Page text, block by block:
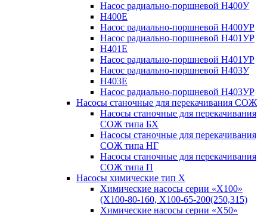
Насос радиально-поршневой Н400У
Н400Е
Насос радиально-поршневой Н400УР
Насос радиально-поршневой Н401УР
Н401Е
Насос радиально-поршневой Н401УР
Насос радиально-поршневой Н403У
Н403Е
Насос радиально-поршневой Н403УР
Насосы станочные для перекачивания СОЖ
Насосы станочные для перекачивания
СОЖ типа БХ
Насосы станочные для перекачивания
СОЖ типа НГ
Насосы станочные для перекачивания
СОЖ типа П
Насосы химические тип Х
Химические насосы серии «Х100»
(Х100-80-160, Х100-65-200(250,315)
Химические насосы серии «Х50»